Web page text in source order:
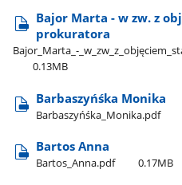
Bajor Marta - w zw. z
prokuratora
Bajor​_Marta​_-​
0.13MB
Barbaszyńśka Monika
Barbaszyńśka​_Monika.pdf
Bartos Anna
Bartos​_Anna.pdf 0.17MB